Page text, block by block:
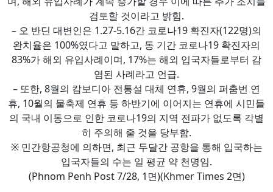
검토할 것이라고 밝힘.
– 오 반딘 대변인은 1.27-5.16간 코로나19 확진자(122명)의
완치율은 100%였다고 말하고, 동 기간 코로나19 확진자의
83%가 해외 유입사례이며, 17%는 해외 입국자들로부터 감
염된 사례라고 언급.
– 또한, 8월의 캄보디아 전통설 대체 연휴, 9월의 퍼춤번 연
휴, 10월의 물축제 연휴 등 하반기에 이어지는 연휴에 시민들
의 국내 이동으로 인한 코로나19의 지역 전파가 없도록 각별
히 주의해 줄 것을 당부함.
※ 민간항공청에 의하면, 최근 두달간 공항을 통해 입국하는
입국자들의 수는 일 평균 약 천명임.
(Phnom Penh Post 7/28, 1면)(Khmer Times 2면)